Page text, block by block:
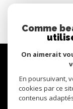
Comme
On aimerait
En poursuivant,
cookies par ce
contenus